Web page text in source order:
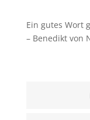
Ein gutes Wort
– Benedikt von